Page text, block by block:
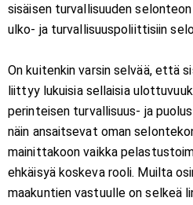
sisäisen turvallisuuden
ulko- ja turvallisuuspoliittisiin
On kuitenkin varsin selvää, että
liittyy lukuisia sellaisia
perinteisen turvallisuus- ja
näin ansaitsevat oman
mainittakoon vaikka
ehkäisyä koskeva rooli. Muilta
maakuntien vastuulle on selkeä